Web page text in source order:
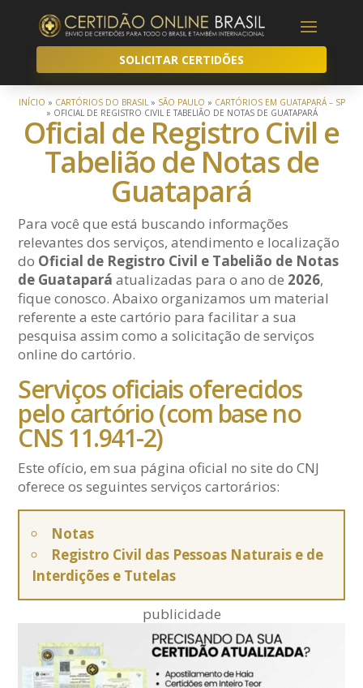
SOLICITAR CERTIDÕES
INÍCIO » CARTÓRIOS DO BRASIL» SÃO PAULO » CARTÓRIOS EM GUATAPARÁ – SP
» OFICIAL DE REGISTRO CIVIL E TABELIÃO DE NOTAS DE GUATAPARÁ
Oficial de Registro Civil e
Tabelião de Notas de
Guatapará
Para você que está buscando informações
relevantes dos serviços, atendimento e localização
do Oficial de Registro Civil e Tabelião de Notas
de Guatapará atualizadas para o ano de 2026,
fique conosco. Abaixo organizamos um material
referente a este cartório para facilitar a sua
pesquisa assim como a solicitação de serviços
online do cartório.
Serviços oficiais oferecidos
pelo cartório (com base no
CNS 11.941-2)
Este ofício, em sua página oficial no site do CNJ
oferece os seguintes serviços cartorários:
Notas
Registro Civil das Pessoas Naturais e de
Interdições e Tutelas
publicidade